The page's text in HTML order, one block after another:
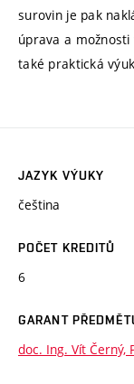
surovin je pak
úprava a
také praktická
JAZYK VÝUKY
čeština
POČET KREDITŮ
6
GARANT
doc. Ing. Vít Černý,